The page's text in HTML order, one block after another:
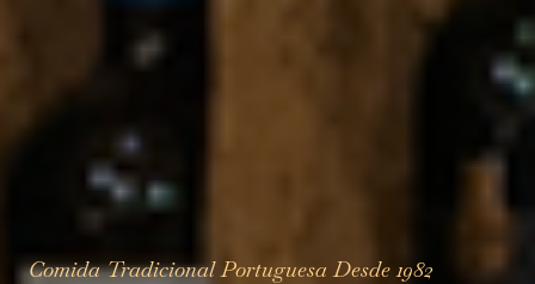
Comida Tradicional Portuguesa Desde 1982